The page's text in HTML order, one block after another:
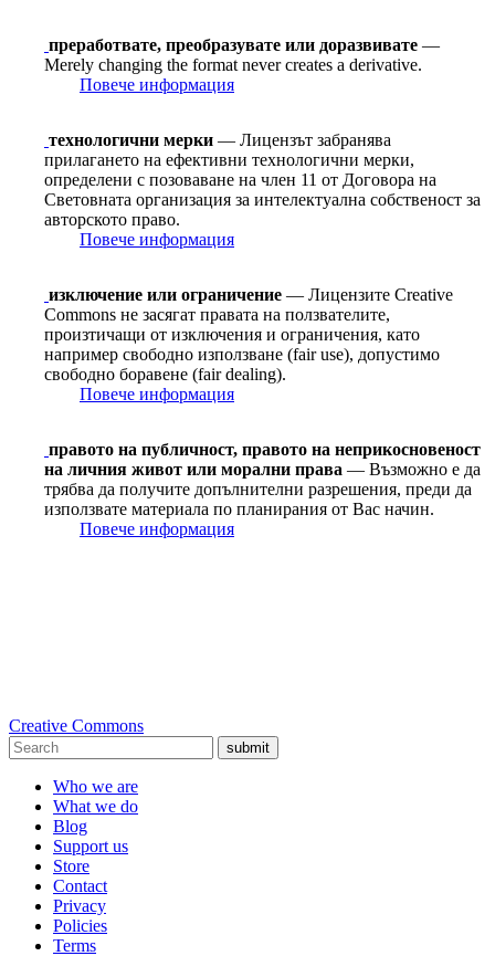
преработвате, преобразувате или доразвивате —
Merely changing the format never creates a derivative.
Повече информация
технологични мерки — Лицензът забранява
прилагането на ефективни технологични мерки,
определени с позоваване на член 11 от Договорa на
Световната организация за интелектуална собственост за
авторското право.
Повече информация
изключение или ограничение — Лицензите Creative
Commons не засягат правата на ползвателите,
произтичащи от изключения и ограничения, като
например свободно използване (fair use), допустимо
свободно боравене (fair dealing).
Повече информация
правото на публичност, правото на неприкосновеност
на личния живот или морални права — Възможно е да
трябва да получите допълнителни разрешения, преди да
използвате материала по планирания от Вас начин.
Повече информация
Creative Commons
submit
Who we are
What we do
Blog
Support us
Store
Contact
Privacy
Policies
Terms